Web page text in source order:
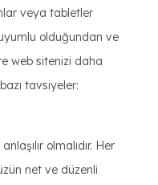
veya tabletler
olduğundan ve
web sitenizi daha
tavsiyeler:
olmalıdır. Her
net ve düzenli